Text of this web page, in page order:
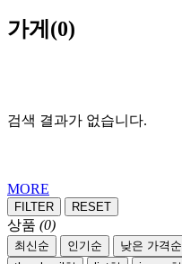
가게 (0)
검색 결과가 없습니다.
MORE
FILTER RESET
상품 (0)
최신순 인기순 낮은 가격순